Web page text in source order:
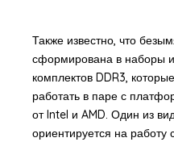
Также известно, что
сформирована в наборы
комплектов DDR3,
работать в паре с
от Intel и AMD. Один из
ориентируется на работу